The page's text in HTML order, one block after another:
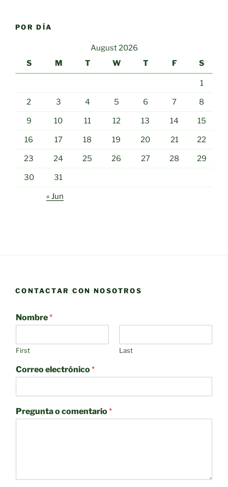
POR DÍA
August 2026
S
M T W T F S
1
2 3 4 5 6 7 8
9 10 11 12 13 14 15
16 17 18 19 20 21 22
23 24 25 26 27 28 29
30 31
« Jun
CONTACTAR CON NOSOTROS
Nombre*
First Last
Correo electrónico*
Pregunta o comentario*